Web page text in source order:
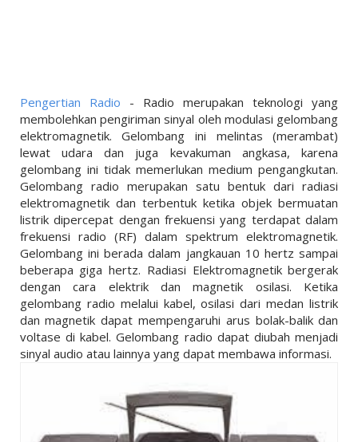
TEKNOLOGI
EKONOMI
OLAHRAGA
SOSIAL
ISLAM
Pengertian Radio - Radio merupakan teknologi yang
membolehkan pengiriman sinyal oleh modulasi gelombang
elektromagnetik. Gelombang ini melintas (merambat)
lewat udara dan juga kevakuman angkasa, karena
gelombang ini tidak memerlukan medium pengangkutan.
Gelombang radio merupakan satu bentuk dari radiasi
elektromagnetik dan terbentuk ketika objek bermuatan
listrik dipercepat dengan frekuensi yang terdapat dalam
frekuensi radio (RF) dalam spektrum elektromagnetik.
Gelombang ini berada dalam jangkauan 10 hertz sampai
beberapa giga hertz. Radiasi Elektromagnetik bergerak
dengan cara elektrik dan magnetik osilasi. Ketika
gelombang radio melalui kabel, osilasi dari medan listrik
dan magnetik dapat mempengaruhi arus bolak-balik dan
voltase di kabel. Gelombang radio dapat diubah menjadi
sinyal audio atau lainnya yang dapat membawa informasi.